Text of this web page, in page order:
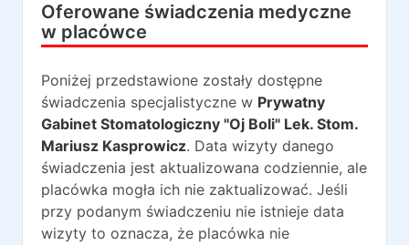
Oferowane świadczenia medyczne
w placówce
Poniżej przedstawione zostały dostępne
świadczenia specjalistyczne w Prywatny
Gabinet Stomatologiczny "Oj Boli" Lek. Stom.
Mariusz Kasprowicz. Data wizyty danego
świadczenia jest aktualizowana codziennie, ale
placówka mogła ich nie zaktualizować. Jeśli
przy podanym świadczeniu nie istnieje data
wizyty to oznacza, że placówka nie